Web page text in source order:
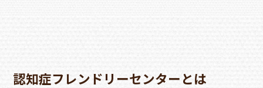
認知症フレンドリーセンターとは